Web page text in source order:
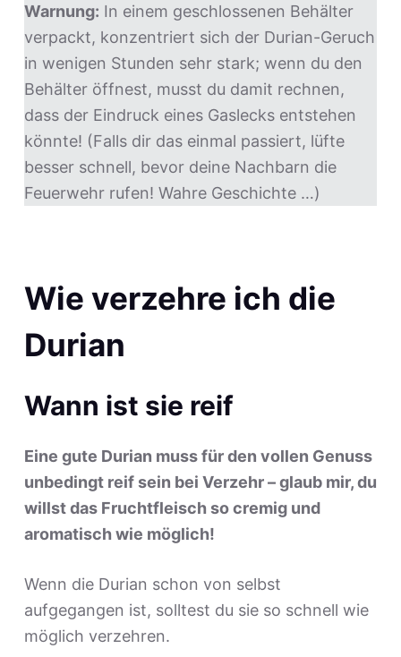
Warnung: In einem geschlossenen Behälter
verpackt, konzentriert sich der Durian-Geruch
in wenigen Stunden sehr stark; wenn du den
Behälter öffnest, musst du damit rechnen,
dass der Eindruck eines Gaslecks entstehen
könnte! (Falls dir das einmal passiert, lüfte
besser schnell, bevor deine Nachbarn die
Feuerwehr rufen! Wahre Geschichte …)
Wie verzehre ich die
Durian
Wann ist sie reif
Eine gute Durian muss für den vollen Genuss
unbedingt reif sein bei Verzehr – glaub mir, du
willst das Fruchtfleisch so cremig und
aromatisch wie möglich!
Wenn die Durian schon von selbst
aufgegangen ist, solltest du sie so schnell wie
möglich verzehren.